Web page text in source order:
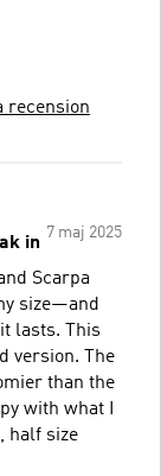
recension
7 maj 2025
in
Scarpa
size—and
lasts. This
version. The
than the
with what I
half size